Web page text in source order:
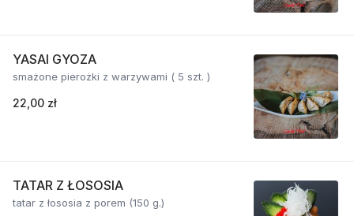
YASAI GYOZA
smażone pierożki z warzywami ( 5 szt. )
22,00 zł
TATAR Z ŁOSOSIA
tatar z łososia z porem (150 g.)